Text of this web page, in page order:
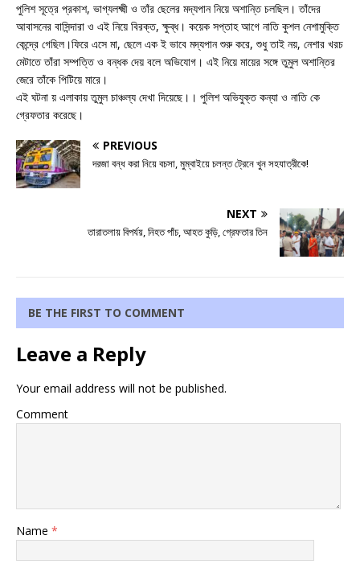
পুলিশ সূত্রে প্রকাশ, ভাগ্যলক্ষ্মী ও তাঁর ছেলের মদ্যপান নিয়ে অশান্তি চলছিল। তাঁদের
আবাসনের বাসিন্দারা ও এই নিয়ে বিরক্ত, ক্ষুব্ধ। কয়েক সপ্তাহ আগে নাতি কুশল নেশামুক্তি
কেন্দ্রে গেছিল।ফিরে এসে মা, ছেলে এক ই ভাবে মদ্যপান শুরু করে, শুধু তাই নয়, নেশার খরচ
মেটাতে তাঁরা সম্পত্তি ও বন্ধক দেয় বলে অভিযোগ। এই নিয়ে মায়ের সঙ্গে তুমুল অশান্তির
জেরে তাঁকে পিটিয়ে মারে।
এই ঘটনা য় এলাকায় তুমুল চাঞ্চল্য দেখা দিয়েছে।। পুলিশ অভিযুক্ত কন্যা ও নাতি কে
গ্রেফতার করেছে।
PREVIOUS
দরজা বন্ধ করা নিয়ে বচসা, মুম্বাইয়ে চলন্ত ট্রেনে খুন সহযাত্রীকে!
NEXT
তারাতলায় বিপর্যয়, নিহত পাঁচ, আহত কুড়ি, গ্রেফতার তিন
BE THE FIRST TO COMMENT
Leave a Reply
Your email address will not be published.
Comment
Name *